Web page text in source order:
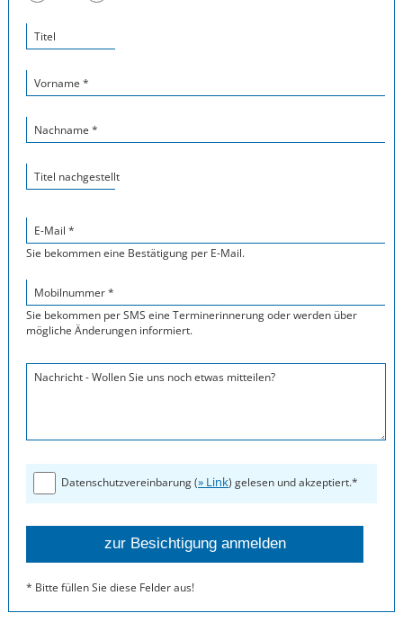
Titel
Vorname *
Nachname *
Titel nachgestellt
E-Mail *
Sie bekommen eine Bestätigung per E-Mail.
Mobilnummer *
Sie bekommen per SMS eine Terminerinnerung oder werden über
mögliche Änderungen informiert.
Nachricht - Wollen Sie uns noch etwas mitteilen?
Datenschutzvereinbarung (» Link) gelesen und akzeptiert.*
* Bitte füllen Sie diese Felder aus!